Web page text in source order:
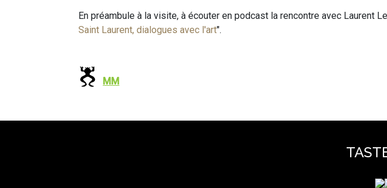
En préambule à la visite, à écouter en podcast la rencontre avec Laurent
Saint Laurent, dialogues avec l'art".
MM